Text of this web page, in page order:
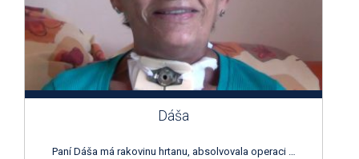
Dáša
Paní Dáša má rakovinu hrtanu, absolvovala operaci …